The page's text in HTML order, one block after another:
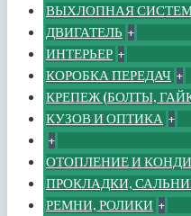
ВЫХЛОПНАЯ
ДВИГАТЕЛЬ +
ИНТЕРЬЕР +
КОРОБКА ПЕРЕДАЧ +
КРЕПЕЖ (БОЛТЫ,
КУЗОВ И ОПТИКА +
+
ОТОПЛЕНИЕ И
ПРОКЛАДКИ,
РЕМНИ, РОЛИКИ +